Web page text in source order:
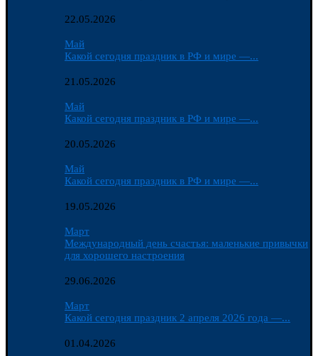
22.05.2026
Май
Какой сегодня праздник в РФ и мире —...
21.05.2026
Май
Какой сегодня праздник в РФ и мире —...
20.05.2026
Май
Какой сегодня праздник в РФ и мире —...
19.05.2026
Март
Международный день счастья: маленькие привычки
для хорошего настроения
29.06.2026
Март
Какой сегодня праздник 2 апреля 2026 года —...
01.04.2026